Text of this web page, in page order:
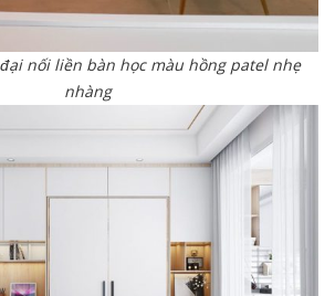
nối liền bàn học màu hồng patel nhẹ
nhàng